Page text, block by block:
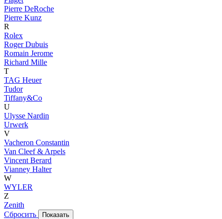
Pierre DeRoche
Pierre Kunz
R
Rolex
Roger Dubuis
Romain Jerome
Richard Mille
T
TAG Heuer
Tudor
Tiffany&Co
U
Ulysse Nardin
Urwerk
V
Vacheron Constantin
Van Cleef & Arpels
Vincent Berard
Vianney Halter
W
WYLER
Z
Zenith
Сбросить
Показать